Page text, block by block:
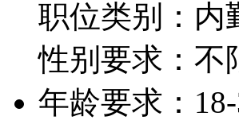
职位类别：内
性别要求：不
年龄要求：